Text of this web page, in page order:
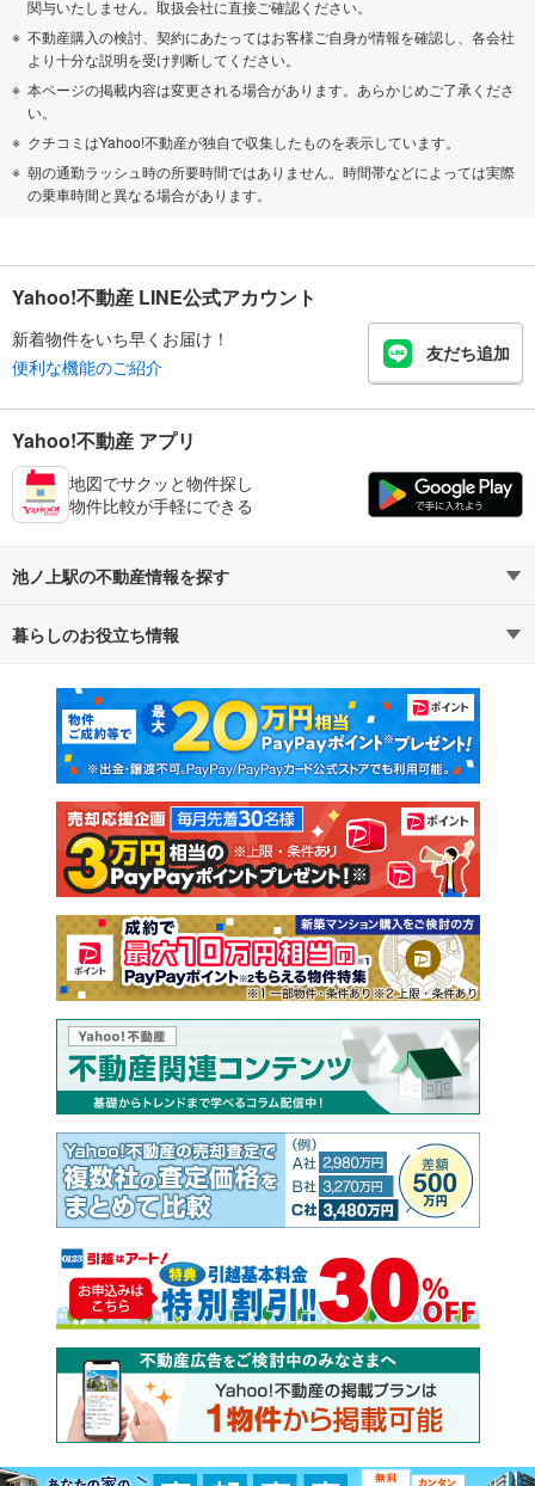
関与いたしません。取扱会社に直接ご確認ください。
不動産購入の検討、契約にあたってはお客様ご自身が情報を確認し、各会社
より十分な説明を受け判断してください。
本ページの掲載内容は変更される場合があります。あらかじめご了承くださ
い。
クチコミはYahoo!不動産が独自で収集したものを表示しています。
朝の通勤ラッシュ時の所要時間ではありません。時間帯などによっては実際
の乗車時間と異なる場合があります。
Yahoo!不動産 LINE公式アカウント
新着物件をいち早くお届け！
便利な機能のご紹介
友だち追加
Yahoo!不動産 アプリ
地図でサクッと物件探し
物件比較が手軽にできる
池ノ上駅の不動産情報を探す
不動産・住宅
新築マンション 中古マンション
新築一戸建て 中古一戸建て
注文住宅 土地
売却査定
暮らしのお役立ち情報
マンションカタログ 教えて！住まいの先生